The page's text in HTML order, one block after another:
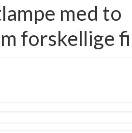
med to
forskellige